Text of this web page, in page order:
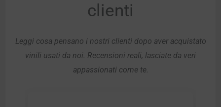
clienti
Leggi cosa pensano i nostri clienti dopo aver acquistato
vinili usati da noi. Recensioni reali, lasciate da veri
appassionati come te.